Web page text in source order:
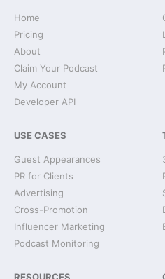
Home
Pricing
About
Claim Your Podcast
My Account
Developer API
USE CASES
Guest Appearances
PR for Clients
Advertising
Cross-Promotion
Influencer Marketing
Podcast Monitoring